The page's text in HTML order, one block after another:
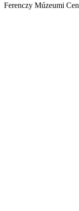
Ferenczy Múzeumi